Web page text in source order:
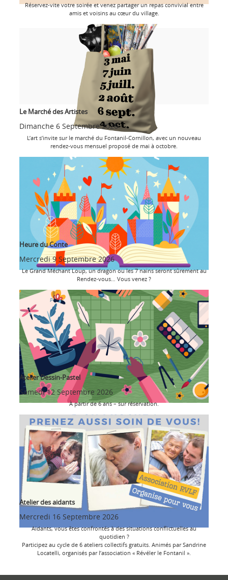
Réservez-vite votre soirée et venez partager un repas convivial entre
amis et voisins au cœur du village.
Le Marché des Artistes
Dimanche 6 Septembre 2026
L’art s’invite sur le marché du Fontanil-Cornillon, avec un nouveau
rendez-vous mensuel proposé de mai à octobre.
Heure du Conte
Mercredi 9 Septembre 2026
Le Grand Méchant Loup, un dragon ou les 7 nains seront sûrement au
Rendez-vous… Vous venez ?
Atelier Dessin-Pastel
Samedi 12 Septembre 2026
À partir de 6 ans – sur réservation.
Atelier des aidants
Mercredi 16 Septembre 2026
Aidants, vous êtes confrontés à des situations conflictuelles au
quotidien ?
Participez au cycle de 6 ateliers collectifs gratuits. Animés par Sandrine
Locatelli, organisés par l’association « Révéler le Fontanil ».